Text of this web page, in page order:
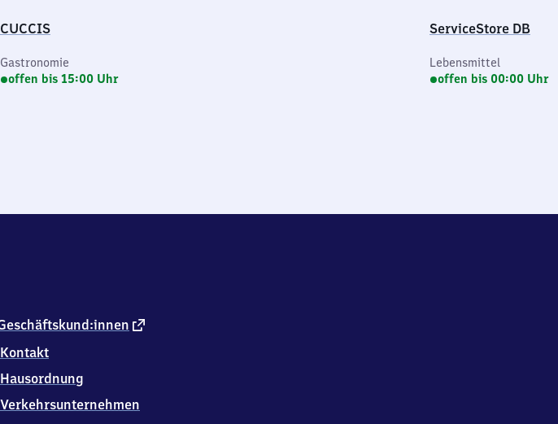
CUCCIS
Gastronomie
offen bis 15:00 Uhr
ServiceStore DB
Lebensmittel
offen bis 00:00 Uhr
externer
Kontakt
Hausordnung
Verkehrsunternehmen